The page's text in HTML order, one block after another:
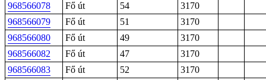
968566078
Fő út 54
3170
968566079
Fő út 51
3170
968566080
Fő út 49
3170
968566082
Fő út 47
3170
968566083
Fő út 52
3170